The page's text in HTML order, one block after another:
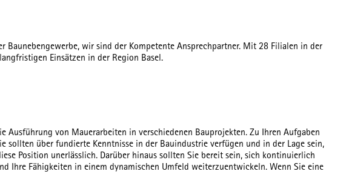
wir sind der Kompetente Ansprechpartner. Mit 28 Filialen in der
Einsätzen in der Region Basel.
von Mauerarbeiten in verschiedenen Bauprojekten. Zu Ihren Aufgaben
sollten über fundierte Kenntnisse in der Bauindustrie verfügen und in der Lage sein,
Position unerlässlich. Darüber hinaus sollten Sie bereit sein, sich kontinuierlich
Ihre Fähigkeiten in einem dynamischen Umfeld weiterzuentwickeln. Wenn Sie eine